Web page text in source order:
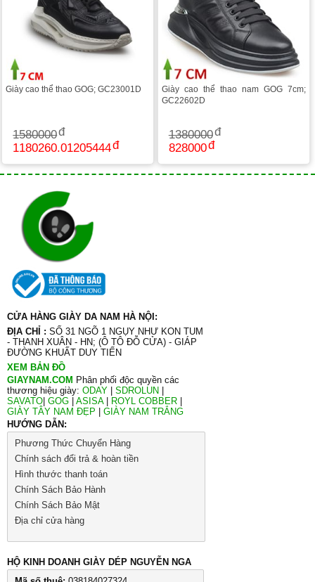
Giày cao thể thao GOG; GC23001D
1580000
1180260.01205444
Giày cao thể thao nam GOG 7cm;
GC22602D
1380000
828000
CỬA HÀNG GIÀY DA NAM HÀ NỘI:
ĐỊA CHỈ : SỐ 31 NGÕ 1 NGỤY NHƯ KON TUM
- THANH XUÂN - HN; (Ô TÔ ĐỖ CỬA) - GIÁP
ĐƯỜNG KHUẤT DUY TIẾN
XEM BẢN ĐỒ
GIAYNAM.COM Phân phối độc quyền các
thương hiệu giày: ODAY SDROLUN
SAVATO GOG ASISA| ROYL COBBER
GIÀY TÂY NAM ĐẸP
GIÀY NAM TRẮNG
HƯỚNG DẪN:
Phương Thức Chuyển Hàng
Chính sách đổi trả & hoàn tiền
Hình thước thanh toán
Chính Sách Bảo Hành
Chính Sách Bảo Mật
Địa chỉ cửa hàng
HỘ KINH DOANH GIÀY DÉP NGUYỄN NGA